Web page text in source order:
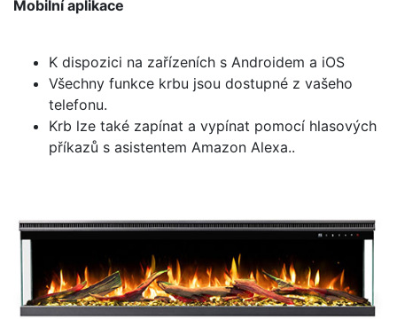
Mobilní aplikace
K dispozici na zařízeních s Androidem a iOS
Všechny funkce krbu jsou dostupné z vašeho
telefonu.
Krb lze také zapínat a vypínat pomocí hlasových
příkazů s asistentem Amazon Alexa..